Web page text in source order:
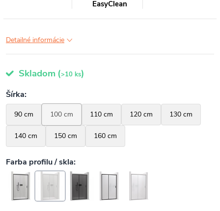
EasyClean
Detailné informácie
Skladom (>10 ks)